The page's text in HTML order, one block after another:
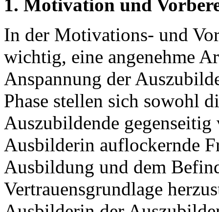
1. Motivation und
In der Motivations- und
wichtig, eine angenehme
Anspannung der
Phase stellen sich sowohl
Auszubildende
Ausbilderin auflockernde
Ausbildung und dem
Vertrauensgrundlage